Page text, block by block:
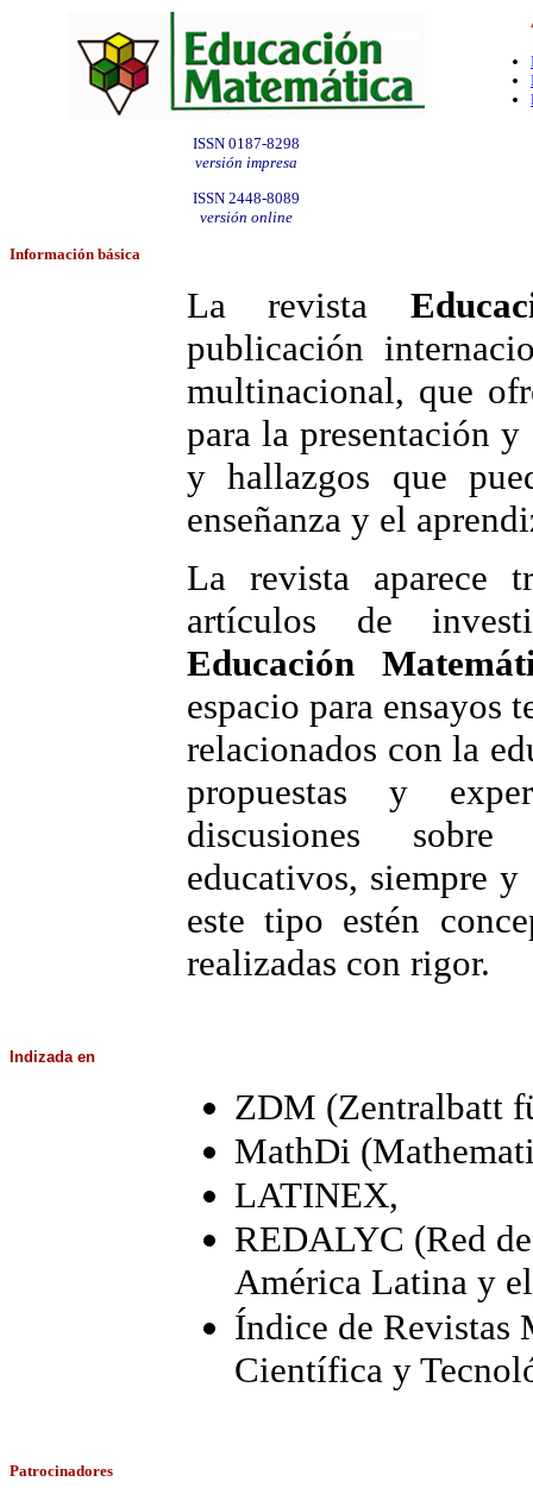
ISSN 0187-8298
versión impresa
ISSN 2448-8089
versión online
Información básica
La revista
publicación
multinacional, que
para la presentación
y hallazgos que
enseñanza y el
La revista aparece
artículos de
Educación
espacio para ensayos
relacionados con la
propuestas y
discusiones
educativos, siempre
este tipo estén
realizadas con rigor.
Indizada en
ZDM (Zentralbatt
MathDi
LATINEX,
REDALYC (Red
América Latina y
Índice de Revistas
Científica y
Patrocinadores